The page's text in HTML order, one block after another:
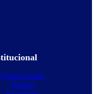
Quem Somos
Equipe